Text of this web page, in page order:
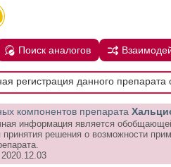
Поиск аналогов
регистрация данного препарата
компонентов препарата
информация является
решения о возможности